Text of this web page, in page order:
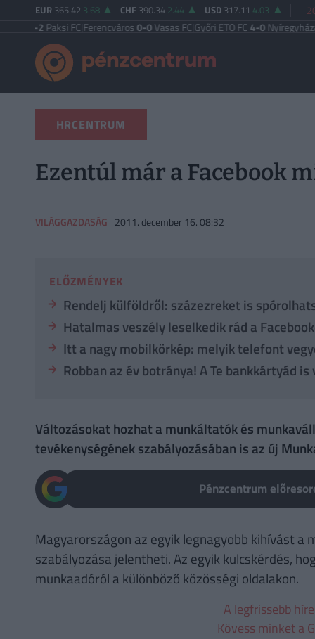
EUR 365.42 3.68 CHF 390.34 2.44 USD 317.11 4.03
Paksi FC Ferencváros0-0Vasas FC|Győri ETO FC4-0Nyíregyháza|Újpest
HRCENTRUM
Ezentúl már a Facebook
VILÁGGAZDASÁG 2011. december 16. 08:32
ELŐZMÉNYEK
Rendelj külföldről: százezreket is
Hatalmas veszély leselkedik rád a
Itt a nagy mobilkörkép: melyik telefont
Robban az év botránya! A Te bankkártyád
Változásokat hozhat a munkáltatók és
tevékenységének szabályozásában is az új
Pénzcentrum
Magyarországon az egyik legnagyobb kihívást a
szabályozása jelentheti. Az egyik kulcskérdés,
munkaadóról a különböző közösségi oldalakon.
A legfrissebb
Kövess minket a